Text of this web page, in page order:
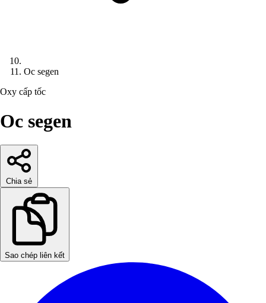
Oc segen
Oxy cấp tốc
Oc segen
Chia sẻ
Sao chép liên kết